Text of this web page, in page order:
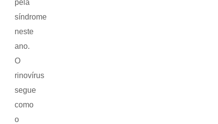
pela
síndrome
neste
ano.
O
rinovírus
segue
como
o